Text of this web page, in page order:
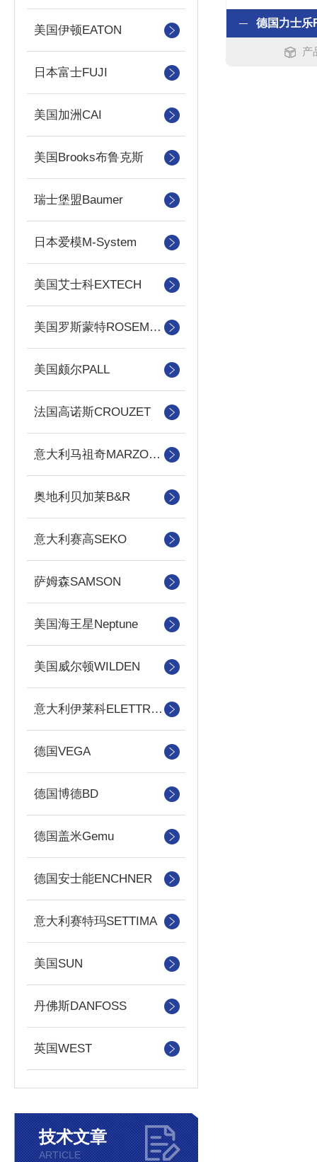
美国伊顿EATON
日本富士FUJI
美国加洲CAI
美国Brooks布鲁克斯
瑞士堡盟Baumer
日本爱模M-System
美国艾士科EXTECH
美国罗斯蒙特ROSEMOUNT
美国颇尔PALL
法国高诺斯CROUZET
意大利马祖奇MARZOCCHI
奥地利贝加莱B&R
意大利赛高SEKO
萨姆森SAMSON
美国海王星Neptune
美国威尔顿WILDEN
意大利伊莱科ELETTROTEC
德国VEGA
德国博德BD
德国盖米Gemu
德国安士能ENCHNER
意大利赛特玛SETTIMA
美国SUN
丹佛斯DANFOSS
英国WEST
技术文章
ARTICLE
产